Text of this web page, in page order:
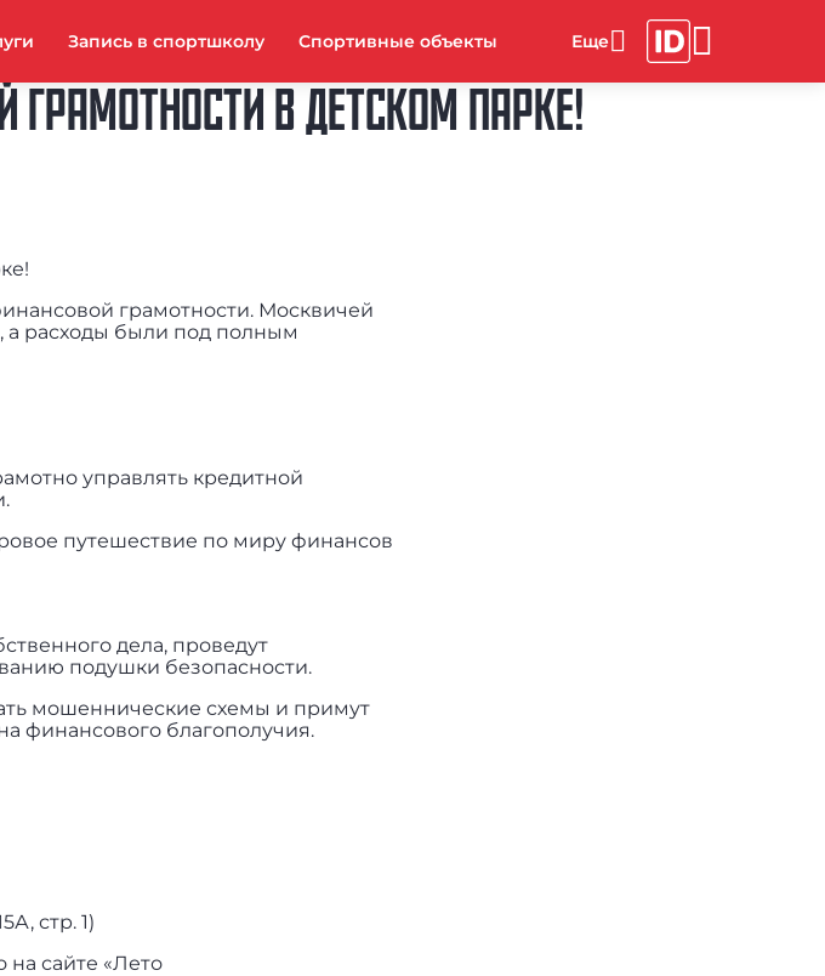
Запись в спортшколу Спортивные объекты
ГРАМОТНОСТИ В ДЕТСКОМ ПАРКЕ!
грамотности. Москвичей
а расходы были под полным
управлять кредитной
путешествие по миру финансов
дела, проведут
подушки безопасности.
мошеннические схемы и примут
финансового благополучия.
стр. 1)
на сайте «Лето